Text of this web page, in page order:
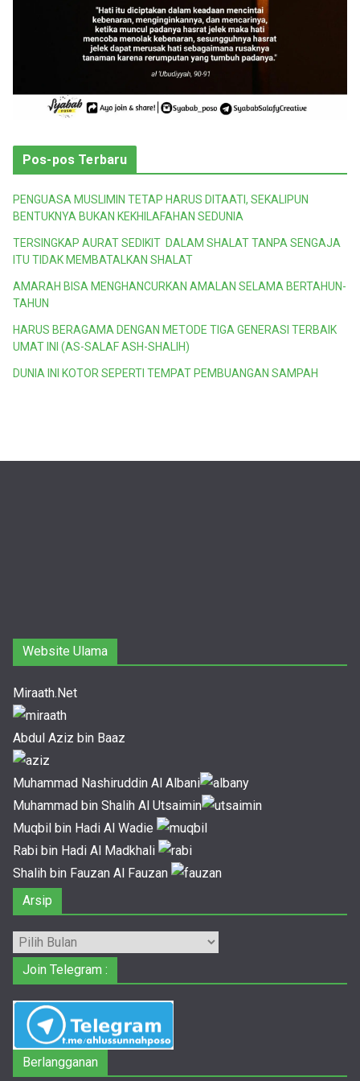
Pos-pos Terbaru
PENGUASA MUSLIMIN TETAP HARUS DITAATI, SEKALIPUN
BENTUKNYA BUKAN KEKHILAFAHAN SEDUNIA
TERSINGKAP AURAT SEDIKIT DALAM SHALAT TANPA SENGAJA
ITU TIDAK MEMBATALKAN SHALAT
AMARAH BISA MENGHANCURKAN AMALAN SELAMA BERTAHUN-
TAHUN
HARUS BERAGAMA DENGAN METODE TIGA GENERASI TERBAIK
UMAT INI (AS-SALAF ASH-SHALIH)
DUNIA INI KOTOR SEPERTI TEMPAT PEMBUANGAN SAMPAH
Website Ulama
Miraath.Net
Abdul Aziz bin Baaz
Muhammad Nashiruddin Al Albani
Muhammad bin Shalih Al Utsaimin
Muqbil bin Hadi Al Wadie
Rabi bin Hadi Al Madkhali
Shalih bin Fauzan Al Fauzan
Arsip
Arsip
Join Telegram :
Berlangganan